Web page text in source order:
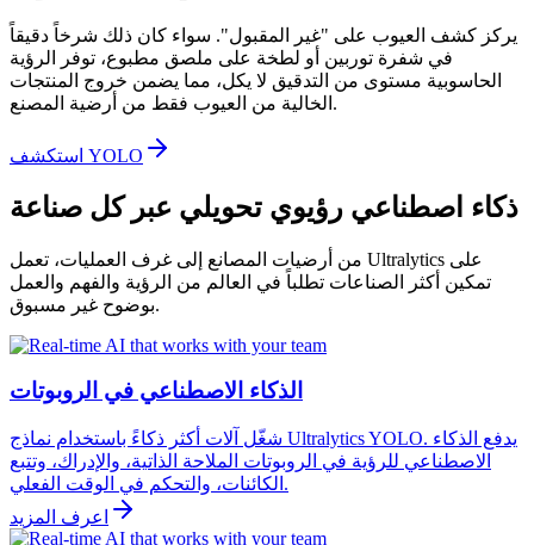
يركز كشف العيوب على "غير المقبول". سواء كان ذلك شرخاً دقيقاً
في شفرة توربين أو لطخة على ملصق مطبوع، توفر الرؤية
الحاسوبية مستوى من التدقيق لا يكل، مما يضمن خروج المنتجات
الخالية من العيوب فقط من أرضية المصنع.
استكشف YOLO
ذكاء اصطناعي رؤيوي تحويلي عبر كل صناعة
من أرضيات المصانع إلى غرف العمليات، تعمل Ultralytics على
تمكين أكثر الصناعات تطلباً في العالم من الرؤية والفهم والعمل
بوضوح غير مسبوق.
الذكاء الاصطناعي في الروبوتات
شغّل آلات أكثر ذكاءً باستخدام نماذج Ultralytics YOLO. يدفع الذكاء
الاصطناعي للرؤية في الروبوتات الملاحة الذاتية، والإدراك، وتتبع
الكائنات، والتحكم في الوقت الفعلي.
اعرف المزيد